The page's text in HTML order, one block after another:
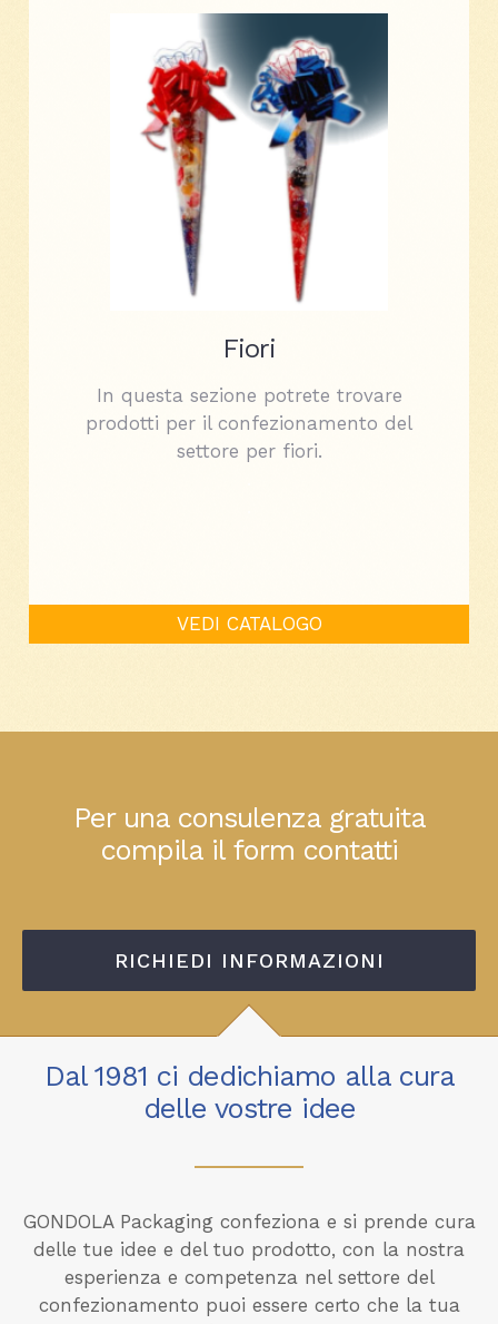
Fiori
In questa sezione potrete trovare
prodotti per il confezionamento del
settore per fiori.
VEDI CATALOGO
Per una consulenza gratuita
compila il form contatti
RICHIEDI INFORMAZIONI
Dal 1981 ci dedichiamo alla cura
delle vostre idee
GONDOLA Packaging confeziona e si prende cura
delle tue idee e del tuo prodotto, con la nostra
esperienza e competenza nel settore del
confezionamento puoi essere certo che la tua